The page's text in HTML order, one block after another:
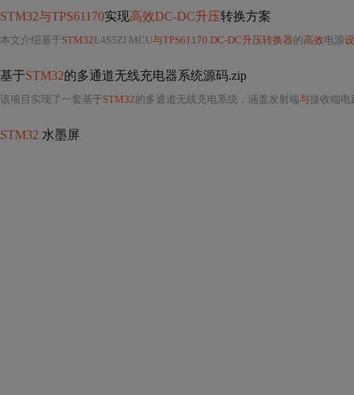
STM32与TPS61170实现高效DC-DC升压转换方案
本文介绍基于STM32L4S5ZI MCU与TPS61170 DC-DC升压转换器的高效电源
基于STM32的多通道无线充电器系统源码.zip
该项目实现了一套基于STM32的多通道无线充电系统，涵盖发射端与接收端电
STM32 水墨屏